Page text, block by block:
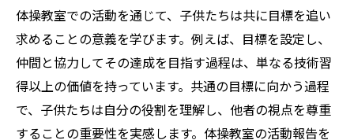
体操教室での活動を通じて、子供たちは共に目標を追い
求めることの意義を学びます。例えば、目標を設定し、
仲間と協力してその達成を目指す過程は、単なる技術習
得以上の価値を持っています。共通の目標に向かう過程
で、子供たちは自分の役割を理解し、他者の視点を尊重
することの重要性を実感します。体操教室の活動報告を